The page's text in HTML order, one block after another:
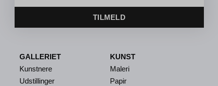
TILMELD
GALLERIET
Kunstnere
Udstillinger
KUNST
Maleri
Papir